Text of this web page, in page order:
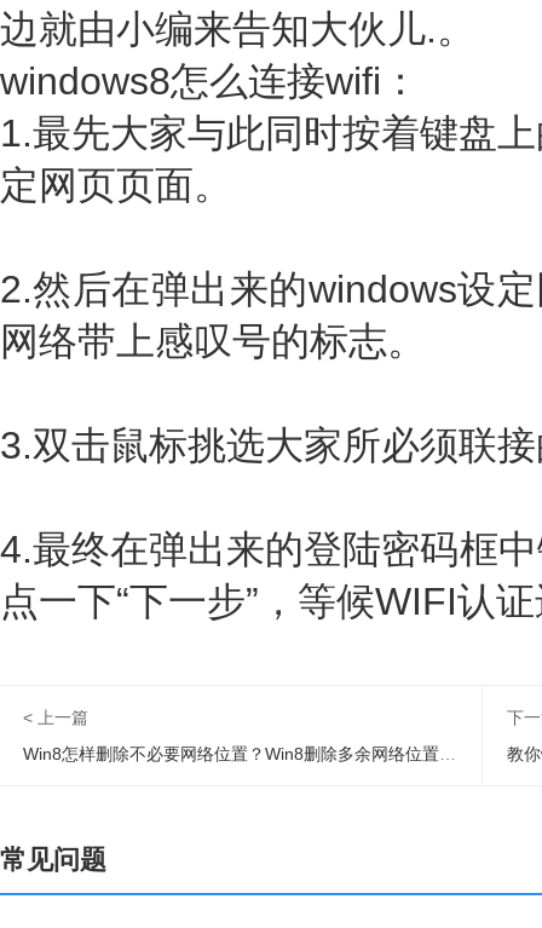
边就由小编来告知大伙儿.。
windows8怎么连接wifi：
1.最先大家与此同时按着键盘
定网页页面。
2.然后在弹出来的windows设
网络带上感叹号的标志。
3.双击鼠标挑选大家所必须联
4.最终在弹出来的登陆密码框
点一下“下一步”，等候WIFI认
< 上一篇
下
教
常见问题